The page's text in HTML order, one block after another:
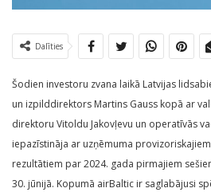
Dalīties
Šodien investoru zvana laikā Latvijas
un izpilddirektors Martins Gauss kopā ar
direktoru Vitoldu Jakovļevu un operatīvās
iepazīstināja ar uzņēmuma
rezultātiem par 2024. gada pirmajiem
30. jūnijā. Kopumā airBaltic ir saglabājusi